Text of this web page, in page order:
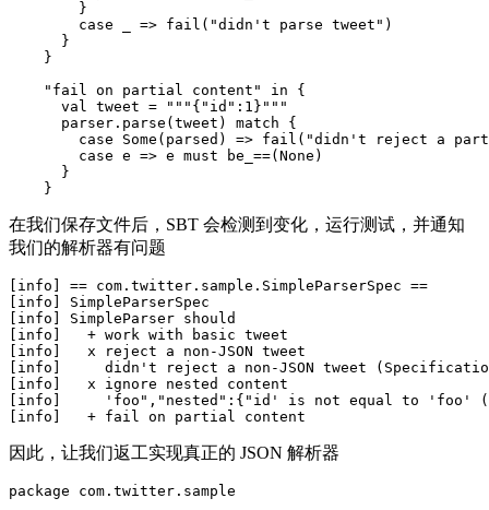
        }
        case _ => fail("didn't parse tweet")
      }
    }
    "fail on partial content" in {
      val tweet = """{"id":1}"""
      parser.parse(tweet) match {
case Some(parsed) => fail("didn't reject a
        case e => e must be_==(None)
      }
在我们保存文件后，SBT 会检测到变化，运行测试，并通知
我们的解析器有问题
[info] == com.twitter.sample.SimpleParserSpec ==
[info] SimpleParserSpec
[info] SimpleParser should
[info]   + work with basic tweet
[info]   x reject a non-JSON tweet
[info]     didn't reject a non-JSON tweet
[info]   x ignore nested content
[info]     'foo","nested":{"id' is not equal to 'foo'
因此，让我们返工实现真正的 JSON 解析器
package com.twitter.sample